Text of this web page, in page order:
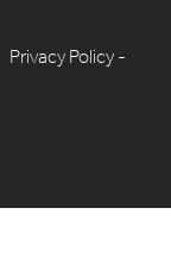
Privacy Policy -